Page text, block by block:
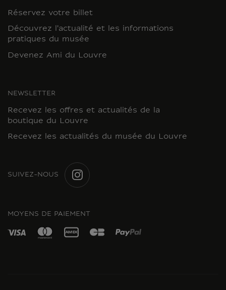
Réservez votre billet
Découvrez l'actualité et les informations
pratiques du musée
Devenez Ami du Louvre
NEWSLETTER
Recevez les offres et actualités de la
boutique du Louvre
Recevez les actualités du musée du Louvre
SUIVEZ-NOUS
MOYENS DE PAIEMENT